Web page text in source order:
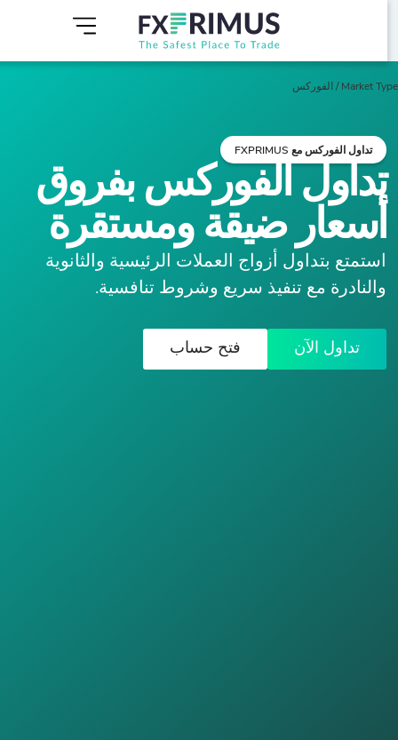
تداول الفوركس مع FXPRIMUS
تداول الفوركس بفروق
أسعار ضيقة ومستقرة
استمتع بتداول أزواج العملات الرئيسية والثانوية
والنادرة مع تنفيذ سريع وشروط تنافسية.
تداول الآن فتح حساب
Market
/الفوركس